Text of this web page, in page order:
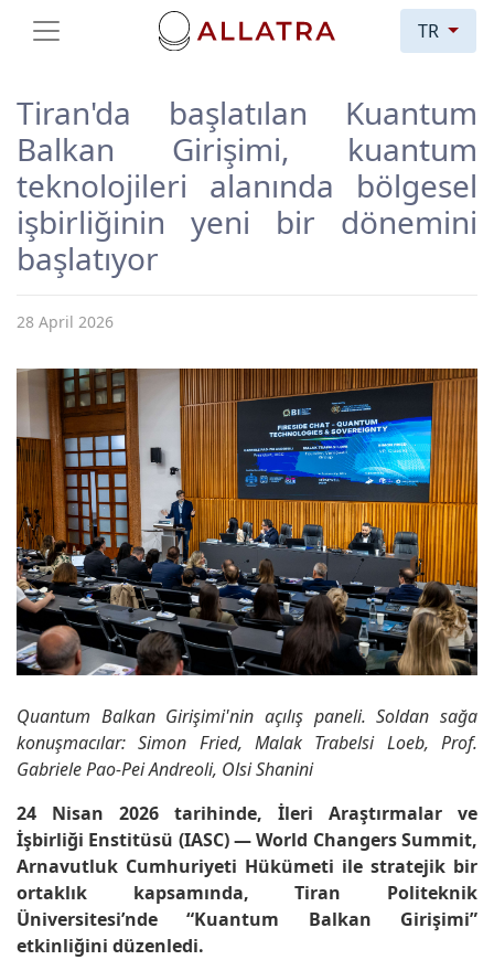
TR
Tiran'da başlatılan Kuantum
Balkan Girişimi, kuantum
teknolojileri alanında bölgesel
işbirliğinin yeni bir dönemini
başlatıyor
28 April 2026
Quantum Balkan Girişimi'nin açılış paneli. Soldan sağa
konuşmacılar: Simon Fried, Malak Trabelsi Loeb, Prof.
Gabriele Pao-Pei Andreoli, Olsi Shanini
24 Nisan 2026 tarihinde, İleri Araştırmalar ve
İşbirliği Enstitüsü (IASC) — World Changers Summit,
Arnavutluk Cumhuriyeti Hükümeti ile stratejik bir
ortaklık kapsamında, Tiran Politeknik
Üniversitesi’nde “Kuantum Balkan Girişimi”
etkinliğini düzenledi.